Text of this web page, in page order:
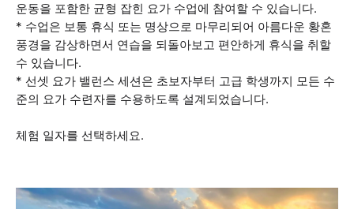
운동을 포함한 균형 잡힌 요가 수업에 참여할 수 있습니다.
* 수업은 보통 휴식 또는 명상으로 마무리되어 아름다운 황혼
풍경을 감상하면서 연습을 되돌아보고 편안하게 휴식을 취할
수 있습니다.
* 선셋 요가 밸런스 세션은 초보자부터 고급 학생까지 모든 수
준의 요가 수련자를 수용하도록 설계되었습니다.
체험 일자를 선택하세요.